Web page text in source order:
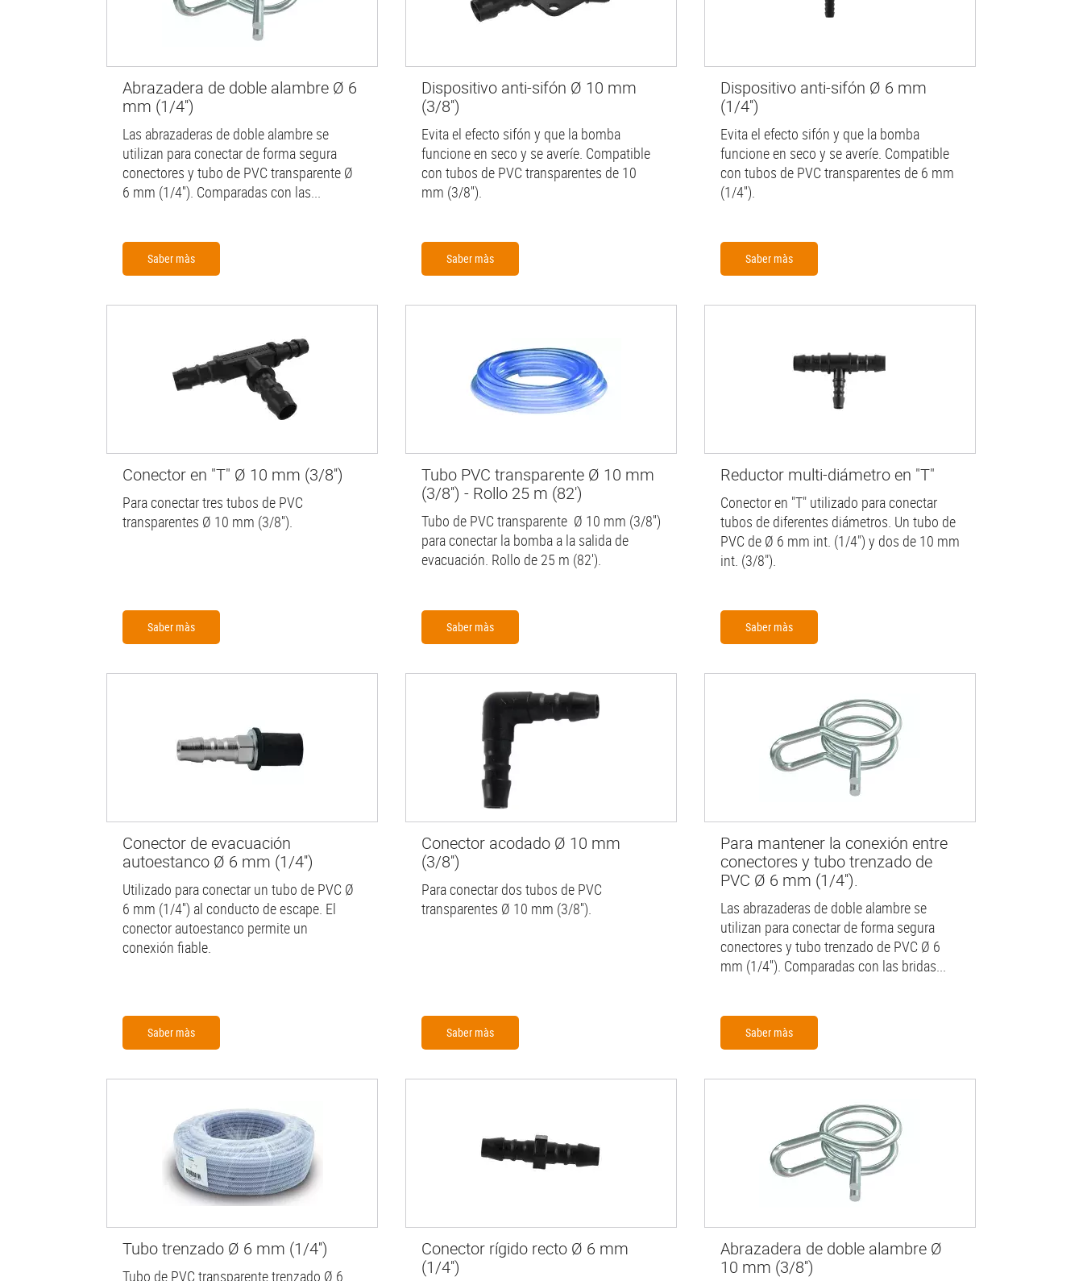
Abrazadera de doble alambre Ø 6
mm (1/4'')
Las abrazaderas de doble alambre se
utilizan para conectar de forma segura
conectores y tubo de PVC transparente Ø
6 mm (1/4''). Comparadas con las...
Saber màs
Dispositivo anti-sifón Ø 10 mm
(3/8'')
Evita el efecto sifón y que la bomba
funcione en seco y se averíe. Compatible
con tubos de PVC transparentes de 10
mm (3/8'').
Saber màs
Dispositivo anti-sifón Ø 6 mm
(1/4'')
Evita el efecto sifón y que la bomba
funcione en seco y se averíe. Compatible
con tubos de PVC transparentes de 6 mm
(1/4'').
Saber màs
Conector en "T" Ø 10 mm (3/8'')
Para conectar tres tubos de PVC
transparentes Ø 10 mm (3/8'').
Saber màs
Tubo PVC transparente Ø 10 mm
(3/8'') - Rollo 25 m (82')
Tubo de PVC transparente Ø 10 mm (3/8'')
para conectar la bomba a la salida de
evacuación. Rollo de 25 m (82').
Saber màs
Reductor multi-diámetro en "T"
Conector en "T" utilizado para conectar
tubos de diferentes diámetros. Un tubo de
PVC de Ø 6 mm int. (1/4") y dos de 10 mm
int. (3/8").
Saber màs
Conector de evacuación
autoestanco Ø 6 mm (1/4'')
Utilizado para conectar un tubo de PVC Ø
6 mm (1/4'') al conducto de escape. El
conector autoestanco permite un
conexión fiable.
Saber màs
Conector acodado Ø 10 mm
(3/8'')
Para conectar dos tubos de PVC
transparentes Ø 10 mm (3/8'').
Saber màs
Para mantener la conexión entre
conectores y tubo trenzado de
PVC Ø 6 mm (1/4'').
Las abrazaderas de doble alambre se
utilizan para conectar de forma segura
conectores y tubo trenzado de PVC Ø 6
mm (1/4''). Comparadas con las bridas...
Saber màs
Tubo trenzado Ø 6 mm (1/4'')
Tubo de PVC transparente trenzado Ø 6
Conector rígido recto Ø 6 mm
(1/4'')
Abrazadera de doble alambre Ø
10 mm (3/8'')